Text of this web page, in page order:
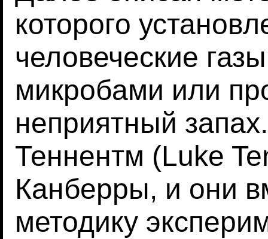
которого
человеческие
микробами или
неприятный
Теннентм (Luke
Канберры, и они
методику